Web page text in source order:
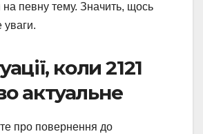
певну тему. Значить, щось
уваги.
коли 2121
актуальне
про повернення до